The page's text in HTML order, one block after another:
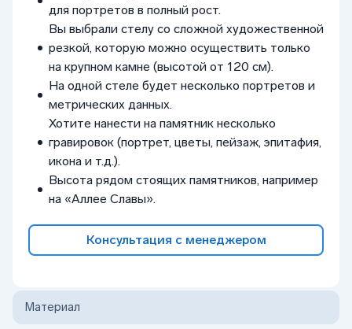
для портретов в полный рост.
Вы выбрали стелу со сложной художественной
резкой, которую можно осуществить только
на крупном камне (высотой от 120 см).
На одной стеле будет несколько портретов и
метрических данных.
Хотите нанести на памятник несколько
гравировок (портрет, цветы, пейзаж, эпитафия,
икона и т.д.).
Высота рядом стоящих памятников, например
на «Аллее Славы».
Консультация с менеджером
Материал